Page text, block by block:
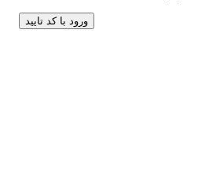
ورود با کد تایید